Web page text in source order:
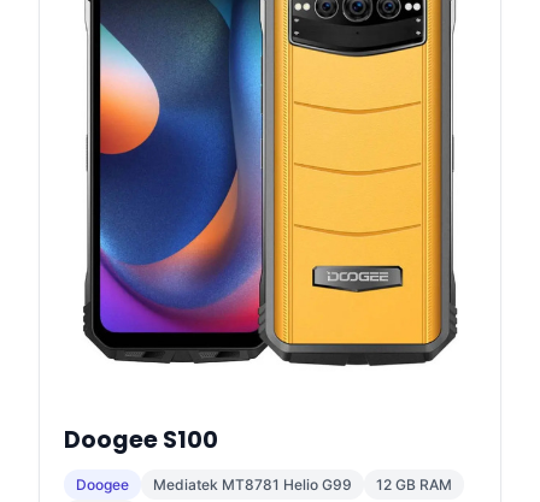
Doogee S100
Doogee Mediatek MT8781 Helio G99
12 GB RAM